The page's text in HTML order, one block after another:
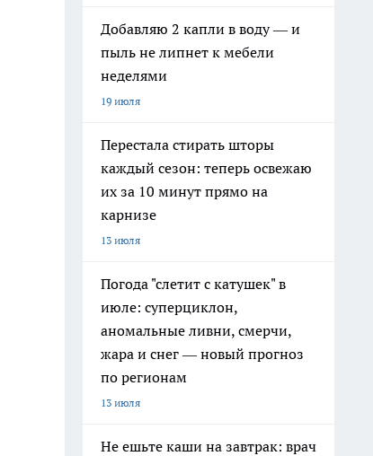
Добавляю 2 капли в воду — и
пыль не липнет к мебели
неделями
19 июля
Перестала стирать шторы
каждый сезон: теперь освежаю
их за 10 минут прямо на
карнизе
13 июля
Погода "слетит с катушек" в
июле: суперциклон,
аномальные ливни, смерчи,
жара и снег — новый прогноз
по регионам
13 июля
Не ешьте каши на завтрак: врач